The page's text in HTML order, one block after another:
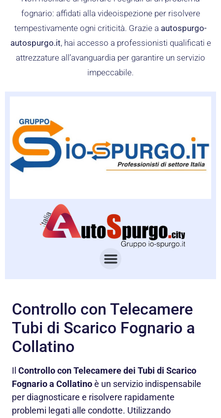
fognario: affidati alla videoispezione per risolvere
tempestivamente ogni criticità. Grazie a autospurgo-
autospurgo.it, hai accesso a professionisti qualificati e
attrezzature all’avanguardia per garantire un servizio
impeccabile.
Controllo con Telecamere
Tubi di Scarico Fognario a
Collatino
Il Controllo con Telecamere dei Tubi di Scarico
Fognario a Collatinoè un servizio indispensabile
per diagnosticare e risolvere rapidamente
problemi legati alle condotte. Utilizzando